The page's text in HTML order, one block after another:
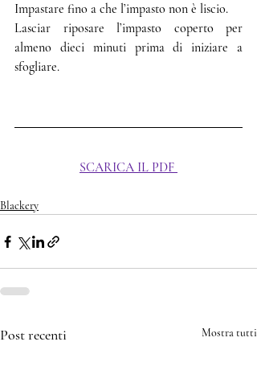
Impastare fino a che l’impasto non è liscio.
Lasciar riposare l’impasto coperto per
almeno dieci minuti prima di iniziare a
sfogliare.
SCARICA IL PDF
Blackery
Post recenti Mostra tutti